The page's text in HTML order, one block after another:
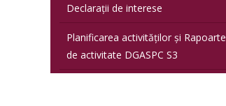
Declarații de interese
Planificarea activităților și Rapoarte
de activitate DGASPC S3